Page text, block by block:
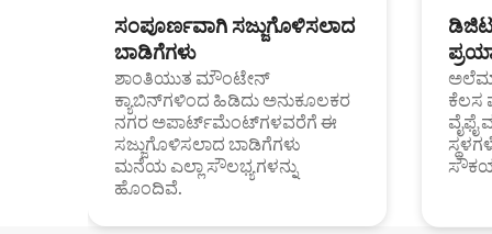
ಸಂಪೂರ್ಣವಾಗಿ ಸಜ್ಜುಗೊಳಿಸಲಾದ
ಬಾಡಿಗೆಗಳು
ಶಾಂತಿಯುತ ಮೌಂಟೇನ್
ಕ್ಯಾಬಿನ್‌ಗಳಿಂದ ಹಿಡಿದು ಅನುಕೂಲಕರ
ನಗರ ಅಪಾರ್ಟ್‌ಮೆಂಟ್‌ಗಳವರೆಗೆ ಈ
ಸಜ್ಜುಗೊಳಿಸಲಾದ ಬಾಡಿಗೆಗಳು
ಮನೆಯ ಎಲ್ಲಾ ಸೌಲಭ್ಯಗಳನ್ನು
ಹೊಂದಿವೆ.
ಕೆಲಸ